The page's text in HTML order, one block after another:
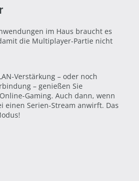
im Haus braucht es
die Multiplayer-Partie nicht
Verstärkung – oder noch
– genießen Sie
Gaming. Auch dann, wenn
einen Serien-Stream anwirft. Das